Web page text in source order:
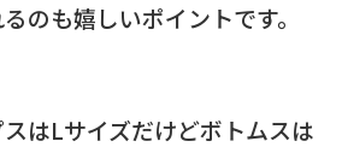
のも嬉しいポイントです。
はLサイズだけどボトムスは